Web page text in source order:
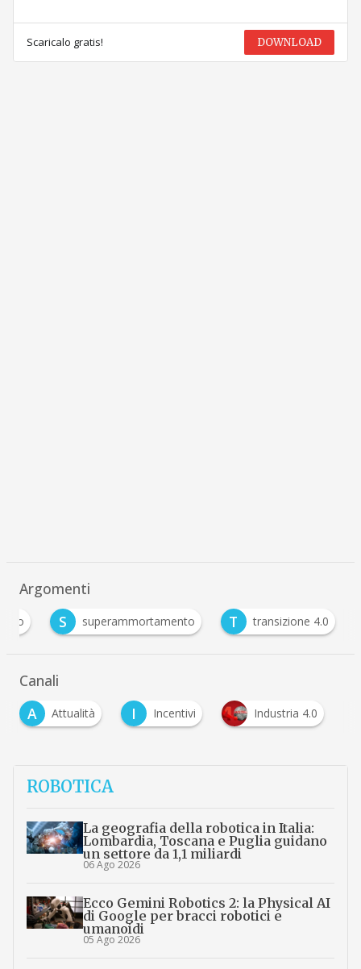
Scaricalo gratis! DOWNLOAD
Argomenti
S superammortamento T transizione 4.0
Canali
A
Attualità I Incentivi Industria 4.0
ROBOTICA
La geografia della robotica in Italia:
Lombardia, Toscana e Puglia guidano
un settore da 1,1 miliardi
06 Ago 2026
Ecco Gemini Robotics 2: la Physical AI
di Google per bracci robotici e
umanoidi
05 Ago 2026